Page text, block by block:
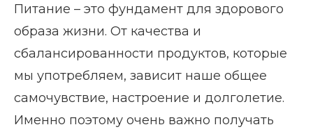
Питание – это фундамент для здорового
образа жизни. От качества и
сбалансированности продуктов, которые
мы употребляем, зависит наше общее
самочувствие, настроение и долголетие.
Именно поэтому очень важно получать